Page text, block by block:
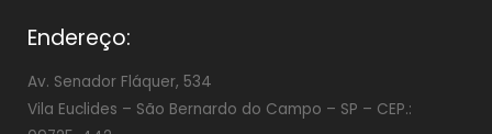
Endereço:
Av. Senador Fláquer, 534
Vila Euclides – São Bernardo do Campo – SP – CEP.: